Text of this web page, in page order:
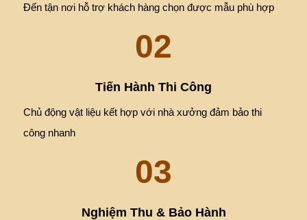
Đến tận nơi hỗ trợ khách hàng chọn được mẫu phù hợp
02
Tiến Hành Thi Công
Chủ động vật liệu kết hợp với nhà xưởng đảm bảo thi
công nhanh
03
Nghiệm Thu & Bảo Hành